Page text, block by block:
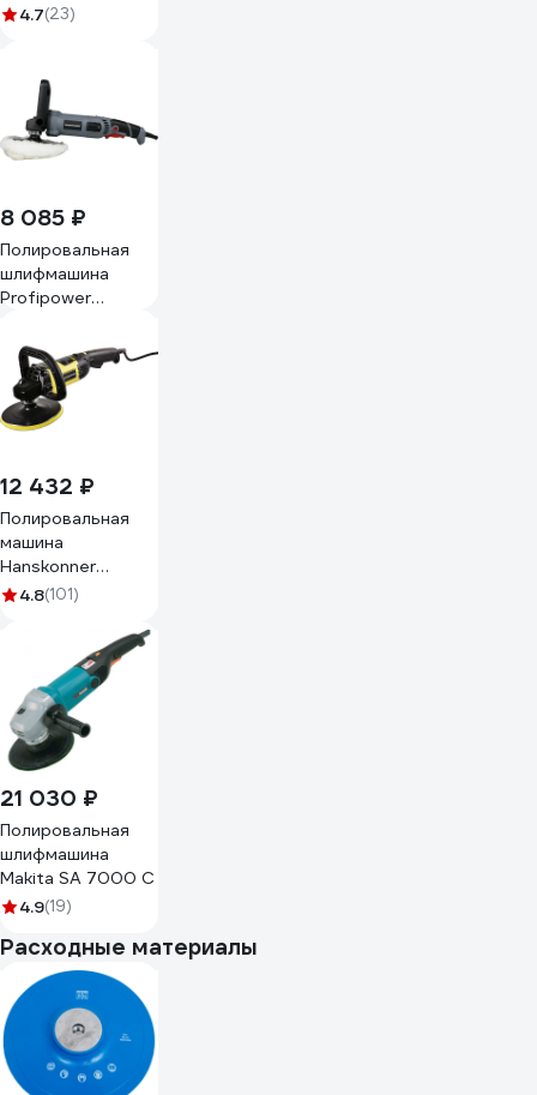
5022687
4.7(23)
8 085 ₽
Полировальная
шлифмашина
Profipower
1400Вт, 1300-
4000об/мин, с
регулировкой
оборотов, в
12 432 ₽
Полировальная
машина
Hanskonner
HAG918CP
4.8(101)
21 030 ₽
Полировальная
шлифмашина
Makita SA 7000 C
4.9(19)
Расходные материалы